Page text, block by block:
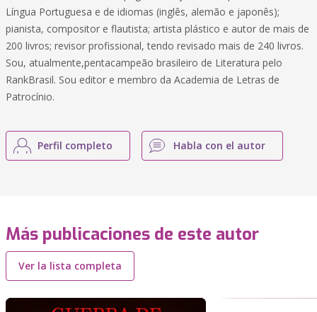
Língua Portuguesa e de idiomas (inglês, alemão e japonês);
pianista, compositor e flautista; artista plástico e autor de mais de
200 livros; revisor profissional, tendo revisado mais de 240 livros.
Sou, atualmente,pentacampeão brasileiro de Literatura pelo
RankBrasil. Sou editor e membro da Academia de Letras de
Patrocínio.
Perfil completo Habla con el autor
Más publicaciones de este autor
Ver la lista completa